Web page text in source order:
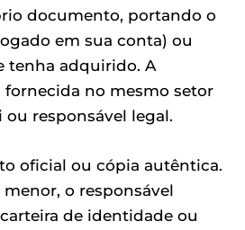
documento, portando o
em sua conta) ou
tenha adquirido. A
fornecida no mesmo setor
responsável legal.
oficial ou cópia autêntica.
o responsável
de identidade ou